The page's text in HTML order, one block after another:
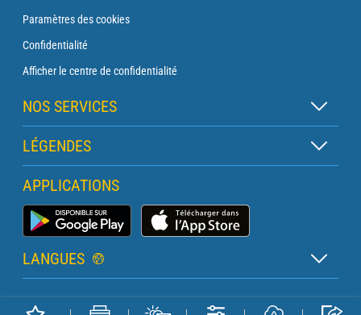
Paramètres des cookies
Confidentialité
Afficher le centre de confidentialité
NOS SERVICES
Abonnement Zen
Abonnement Balise
Abonnement Traversée
Abonnement Phare
LÉGENDES
Légende des cartes
Légende des pictogrammes
Glossaire
APPLICATIONS
Application Météo Marine
LANGUES
Copyright METEO CONSULT © 2026